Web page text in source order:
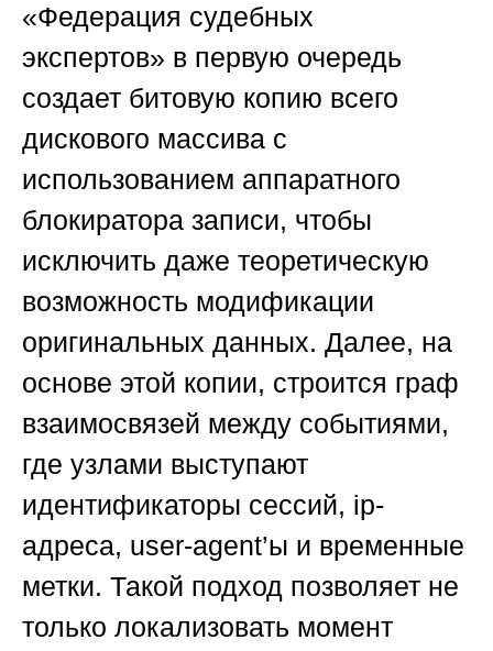
«Федерация судебных
экспертов» в первую очередь
создает битовую копию всего
дискового массива с
использованием аппаратного
блокиратора записи, чтобы
исключить даже теоретическую
возможность модификации
оригинальных данных. Далее, на
основе этой копии, строится граф
взаимосвязей между событиями,
где узлами выступают
идентификаторы сессий, ip-
адреса, user-agent’ы и временные
метки. Такой подход позволяет не
только локализовать момент